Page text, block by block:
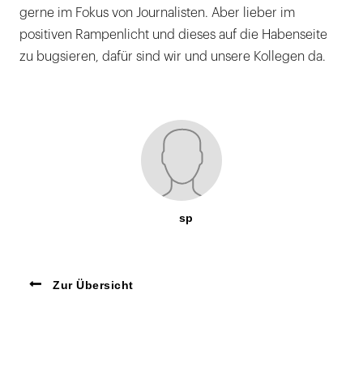
gerne im Fokus von Journalisten. Aber lieber im
positiven Rampenlicht und dieses auf die Habenseite
zu bugsieren, dafür sind wir und unsere Kollegen da.
sp
Zur Übersicht